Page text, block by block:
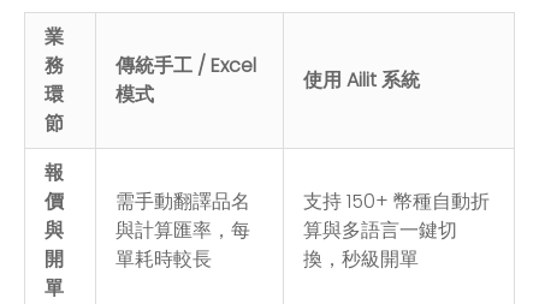
業
務
環
節
傳統手工 / Excel
模式
使用 Ailit 系統
報
價
與
開
單
需手動翻譯品名
與計算匯率，每
單耗時較長
支持 150+ 幣種自動折
算與多語言一鍵切
換，秒級開單